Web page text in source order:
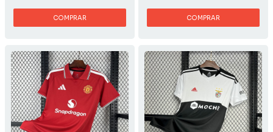
COMPRAR COMPRAR